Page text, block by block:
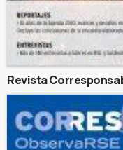
Revista